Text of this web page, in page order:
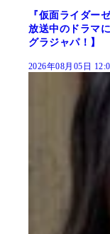
『仮面ライダー
放送中のドラマ
グラジャパ！】
2026年08月05日